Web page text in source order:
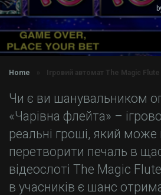
Home » Ігровий автомат The Magic Flute
Чи є ви шанувальником
«Чарівна флейта» –
реальні гроші, який
перетворити печаль в
відеослоті The Magic
в учасників є шанс